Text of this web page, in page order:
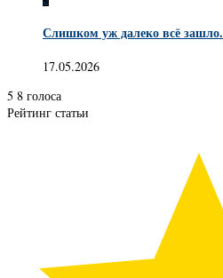
Слишком уж далеко всё зашло.
17.05.2026
5 8 голоса
Рейтинг статьи